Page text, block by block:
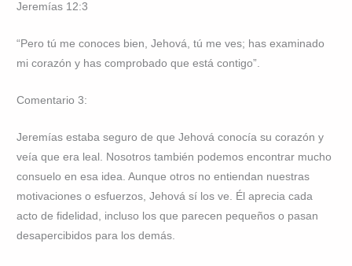
Jeremías 12:3
“Pero tú me conoces bien, Jehová, tú me ves; has examinado
mi corazón y has comprobado que está contigo”.
Comentario 3:
Jeremías estaba seguro de que Jehová conocía su corazón y
veía que era leal. Nosotros también podemos encontrar mucho
consuelo en esa idea. Aunque otros no entiendan nuestras
motivaciones o esfuerzos, Jehová sí los ve. Él aprecia cada
acto de fidelidad, incluso los que parecen pequeños o pasan
desapercibidos para los demás.